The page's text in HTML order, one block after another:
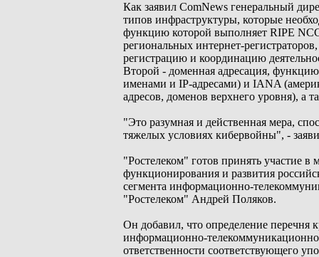
Как заявил ComNews генеральный
типов инфраструктуры, которые
функцию которой выполняет RIPE
региональных интернет-
регистрацию и координацию
Второй - доменная адресация,
именами и IP-адресами) и IANA
адресов, доменов верхнего уровня), а
"Это разумная и действенная мера,
тяжелых условиях кибервойны", -
"Ростелеком" готов принять участие в
функционирования и развития
сегмента информационно-
"Ростелеком" Андрей Поляков.
Он добавил, что определение перечня
информационно-
ответственности соответствующего